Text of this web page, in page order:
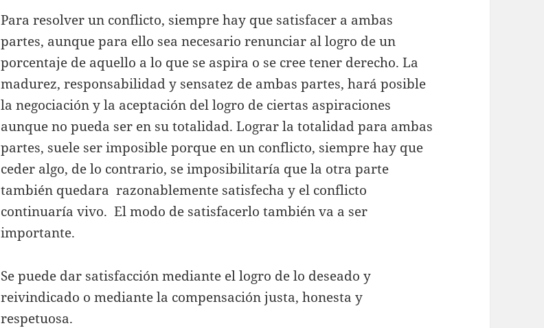
Para resolver un conflicto, siempre hay que satisfacer a ambas
partes, aunque para ello sea necesario renunciar al logro de un
porcentaje de aquello a lo que se aspira o se cree tener derecho. La
madurez, responsabilidad y sensatez de ambas partes, hará posible
la negociación y la aceptación del logro de ciertas aspiraciones
aunque no pueda ser en su totalidad. Lograr la totalidad para ambas
partes, suele ser imposible porque en un conflicto, siempre hay que
ceder algo, de lo contrario, se imposibilitaría que la otra parte
también quedara razonablemente satisfecha y el conflicto
continuaría vivo. El modo de satisfacerlo también va a ser
importante.
Se puede dar satisfacción mediante el logro de lo deseado y
reivindicado o mediante la compensación justa, honesta y
respetuosa.